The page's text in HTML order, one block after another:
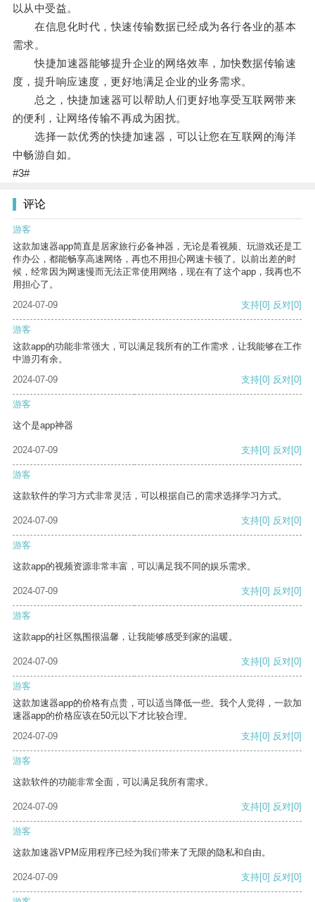
以从中受益。
在信息化时代，快速传输数据已经成为各行各业的基本
需求。
快捷加速器能够提升企业的网络效率，加快数据传输速
度，提升响应速度，更好地满足企业的业务需求。
总之，快捷加速器可以帮助人们更好地享受互联网带来
的便利，让网络传输不再成为困扰。
选择一款优秀的快捷加速器，可以让您在互联网的海洋
中畅游自如。
#3#
评论
游客
这款加速器app简直是居家旅行必备神器，无论是看视频、玩游戏还是工
作办公，都能畅享高速网络，再也不用担心网速卡顿了。以前出差的时
候，经常因为网速慢而无法正常使用网络，现在有了这个app，我再也不
用担心了。
2024-07-09
支持[0] 反对[0]
游客
这款app的功能非常强大，可以满足我所有的工作需求，让我能够在工作
中游刃有余。
2024-07-09
支持[0] 反对[0]
游客
这个是app神器
2024-07-09 支持[0] 反对[0]
游客
这款软件的学习方式非常灵活，可以根据自己的需求选择学习方式。
2024-07-09 支持[0] 反对[0]
游客
这款app的视频资源非常丰富，可以满足我不同的娱乐需求。
2024-07-09 支持[0] 反对[0]
游客
这款app的社区氛围很温馨，让我能够感受到家的温暖。
2024-07-09 支持[0] 反对[0]
游客
这款加速器app的价格有点贵，可以适当降低一些。我个人觉得，一款加
速器app的价格应该在50元以下才比较合理。
2024-07-09
支持[0] 反对[0]
游客
这款软件的功能非常全面，可以满足我所有需求。
2024-07-09 支持[0] 反对[0]
游客
这款加速器VPM应用程序已经为我们带来了无限的隐私和自由。
2024-07-09 支持[0] 反对[0]